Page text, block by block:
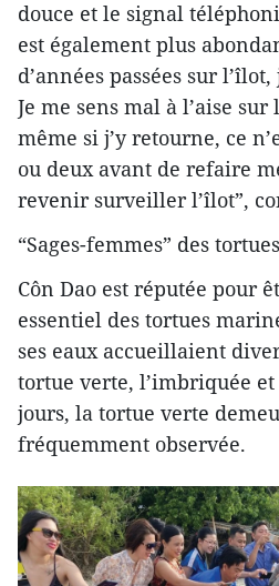
douce et le signal
est également plus
d’années passées sur
Je me sens mal à l’aise
même si j’y retourne, ce
ou deux avant de refaire
revenir surveiller l’îlot”,
“Sages-femmes” des
Côn Dao est réputée pour
essentiel des tortues
ses eaux accueillaient
tortue verte, l’imbriquée et
jours, la tortue verte
fréquemment observée.